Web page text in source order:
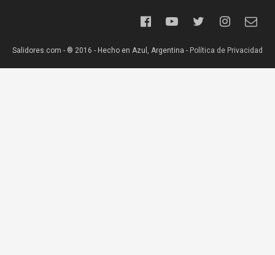
Salidores.com - ® 2016 - Hecho en Azul, Argentina - Política de Privacidad